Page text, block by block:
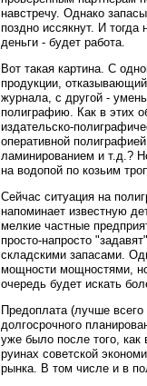
навстречу. Однако
поздно иссякнут. И
деньги - будет работа.
Вот такая картина. С
продукции,
журнала, с другой -
полиграфию. Как в этих
издательско-
оперативной
ламинированием и т.д.?
на водопой по козьим
Сейчас ситуация на
напоминает известную
мелкие частные
просто-напросто
складскими запасами.
мощности мощностями,
очередь будет искать
Предоплата (лучше
долгосрочного
уже было после того,
руинах советской
рынка. В том числе и в